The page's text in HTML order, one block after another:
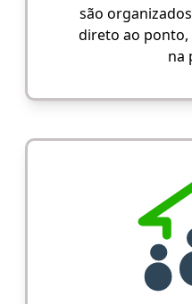
são
direto ao ponto,
na